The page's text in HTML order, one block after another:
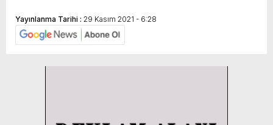
Yayınlanma Tarihi : 29 Kasım 2021 - 6:28